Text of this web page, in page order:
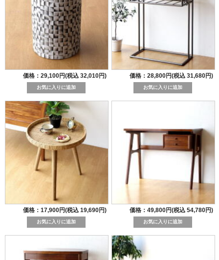
価格：29,100円(税込 32,010円) 価格：28,800円(税込 31,680円)
価格：17,900円(税込 19,690円) 価格：49,800円(税込 54,780円)